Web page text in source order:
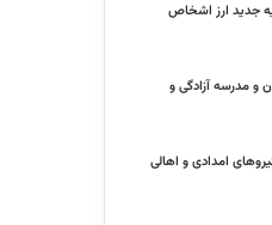
جدید ارز اشخاص
و مدرسه آزادگی و
امدادی و اهالی